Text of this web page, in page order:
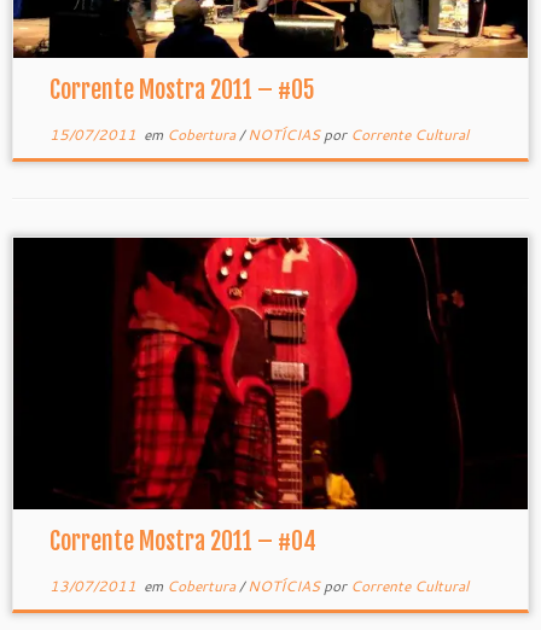
Corrente Mostra 2011 – #05
15/07/2011 em Cobertura/NOTÍCIASpor Corrente Cultural
Corrente Mostra 2011 – #04
13/07/2011 em Cobertura/NOTÍCIASpor Corrente Cultural